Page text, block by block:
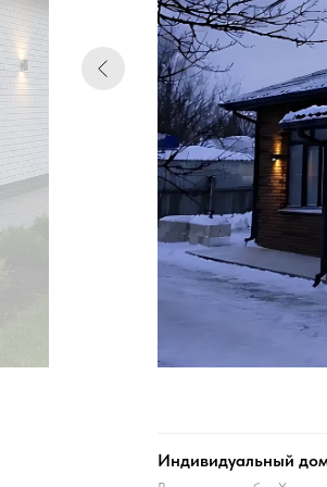
Индивидуальный